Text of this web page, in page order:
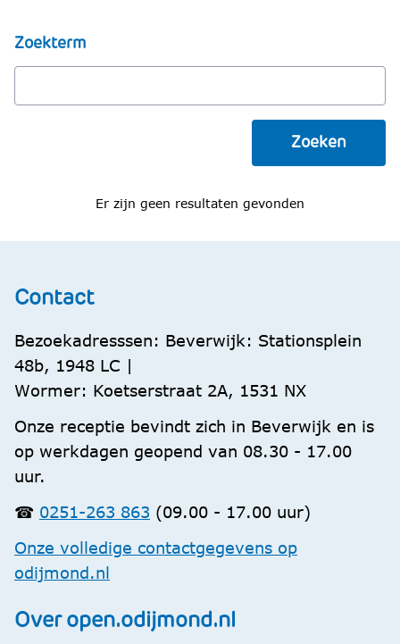
Zoekterm
Zoeken
Er zijn geen resultaten gevonden
Contact
Bezoekadresssen: Beverwijk: Stationsplein
48b, 1948 LC |
Wormer: Koetserstraat 2A, 1531 NX
Onze receptie bevindt zich in Beverwijk en is
op werkdagen geopend van 08.30 - 17.00
uur.
☎ 0251-263 863 (09.00 - 17.00 uur)
Onze volledige contactgegevens op
odijmond.nl
Over open.odijmond.nl